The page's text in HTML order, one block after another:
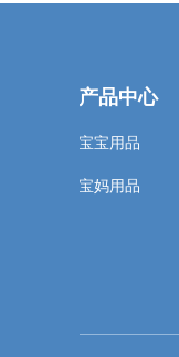
产品中心
宝宝用品
宝妈用品